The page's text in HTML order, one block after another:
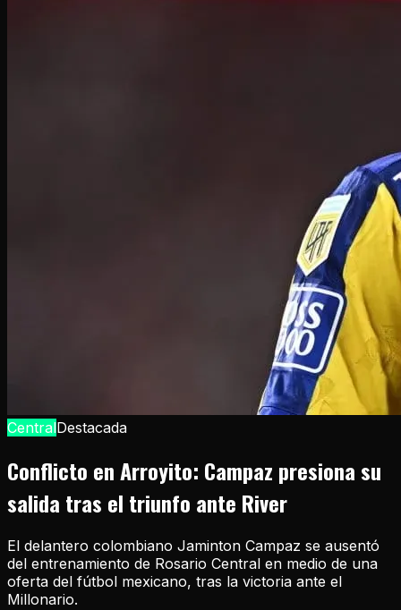
CentralDestacada
Conflicto en Arroyito: Campaz presiona su
salida tras el triunfo ante River
El delantero colombiano Jaminton Campaz se ausentó
del entrenamiento de Rosario Central en medio de una
oferta del fútbol mexicano, tras la victoria ante el
Millonario.